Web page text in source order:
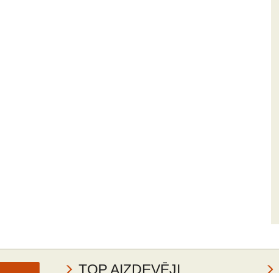
TOP AIZDEVĒJI